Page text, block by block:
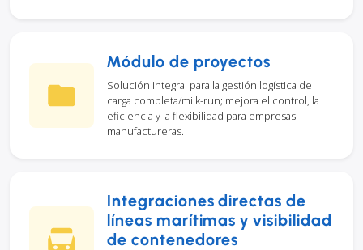
Módulo de proyectos
Solución integral para la gestión logística de
carga completa/milk-run; mejora el control, la
eficiencia y la flexibilidad para empresas
manufactureras.
Integraciones directas de
líneas marítimas y visibilidad
de contenedores